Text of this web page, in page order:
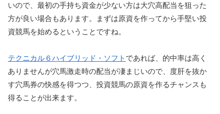
いので、最初の手持ち資金が少ない方は大穴高配当を狙った
方が良い場合もあります。まずは原資を作ってから手堅い投
資競馬を始めるということですね。
テクニカル６ハイブリッド・ソフト であれば、的中率は高く
ありませんが穴馬激走時の配当が凄まじいので、度肝を抜か
す穴馬券の快感を得つつ、投資競馬の原資を作るチャンスも
得ることが出来ます。